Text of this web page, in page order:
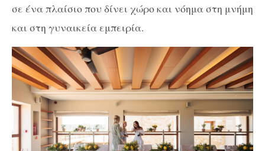
σε ένα πλαίσιο που δίνει χώρο και νόημα στη μνήμη
και στη γυναικεία εμπειρία.